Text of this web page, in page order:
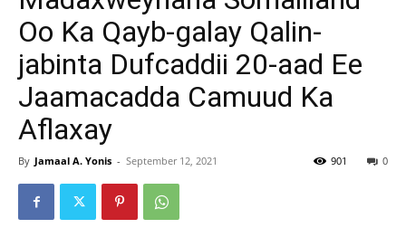
Oo Ka Qayb-galay Qalin-
jabinta Dufcaddii 20-aad Ee
Jaamacadda Camuud Ka
Aflaxay
By Jamaal A. Yonis - September 12, 2021 0
901